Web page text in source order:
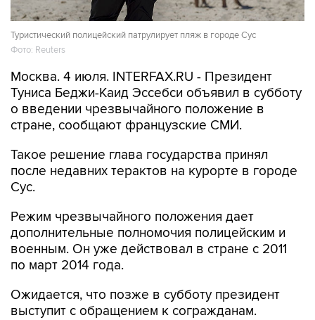
Туристический полицейский патрулирует пляж в городе Сус
Фото: Reuters
Москва. 4 июля. INTERFAX.RU - Президент
Туниса Беджи-Каид Эссебси объявил в субботу
о введении чрезвычайного положение в
стране, сообщают французские СМИ.
Такое решение глава государства принял
после недавних терактов на курорте в городе
Сус.
Режим чрезвычайного положения дает
дополнительные полномочия полицейским и
военным. Он уже действовал в стране с 2011
по март 2014 года.
Ожидается, что позже в субботу президент
выступит с обращением к согражданам.